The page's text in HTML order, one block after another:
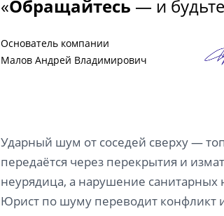
«Обращайтесь — и
Основатель компании
Малов Андрей Владимирович
Ударный шум от соседей сверху —
передаётся через перекрытия и
неурядица, а нарушение
Юрист по шуму переводит конфликт